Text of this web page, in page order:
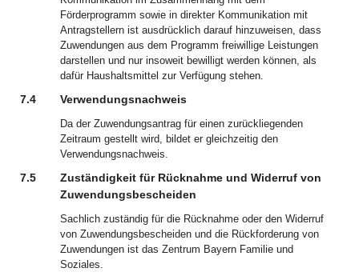
Förderprogramm sowie in direkter Kommunikation mit
Antragstellern ist ausdrücklich darauf hinzuweisen, dass
Zuwendungen aus dem Programm freiwillige Leistungen
darstellen und nur insoweit bewilligt werden können, als
dafür Haushaltsmittel zur Verfügung stehen.
7.4 Verwendungsnachweis
Da der Zuwendungsantrag für einen zurückliegenden
Zeitraum gestellt wird, bildet er gleichzeitig den
Verwendungsnachweis.
7.5
Zuständigkeit für Rücknahme und Widerruf von
Zuwendungsbescheiden
Sachlich zuständig für die Rücknahme oder den Widerruf
von Zuwendungsbescheiden und die Rückforderung von
Zuwendungen ist das Zentrum Bayern Familie und
Soziales.